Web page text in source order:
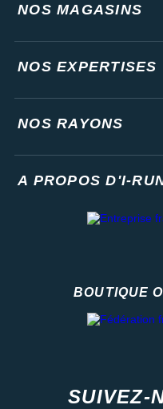
NOS MAGASINS
NOS EXPERTISES
NOS RAYONS
A PROPOS D'I-
BOUTIQUE
SUIVEZ-